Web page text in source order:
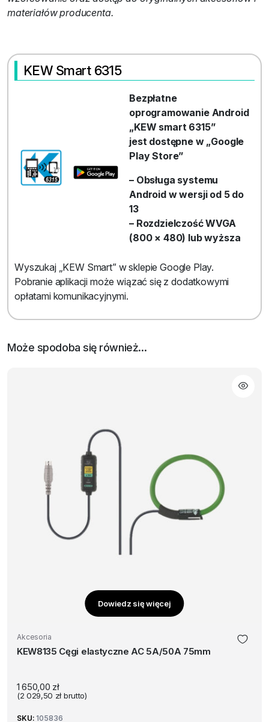
materiałów producenta.
KEW Smart 6315
Bezpłatne
oprogramowanie Android
„KEW smart 6315”
jest dostępne w „Google
Play Store”
– Obsługa systemu
Android w wersji od 5 do
13
– Rozdzielczość WVGA
(800 × 480) lub wyższa
Wyszukaj „KEW Smart” w sklepie Google Play.
Pobranie aplikacji może wiązać się z dodatkowymi
opłatami komunikacyjnymi.
Może spodoba się również…
Dowiedz się więcej
Akcesoria
KEW8135 Cęgi elastyczne AC 5A/50A 75mm
1 650,00 zł
(2 029,50 złbrutto)
SKU: 105836